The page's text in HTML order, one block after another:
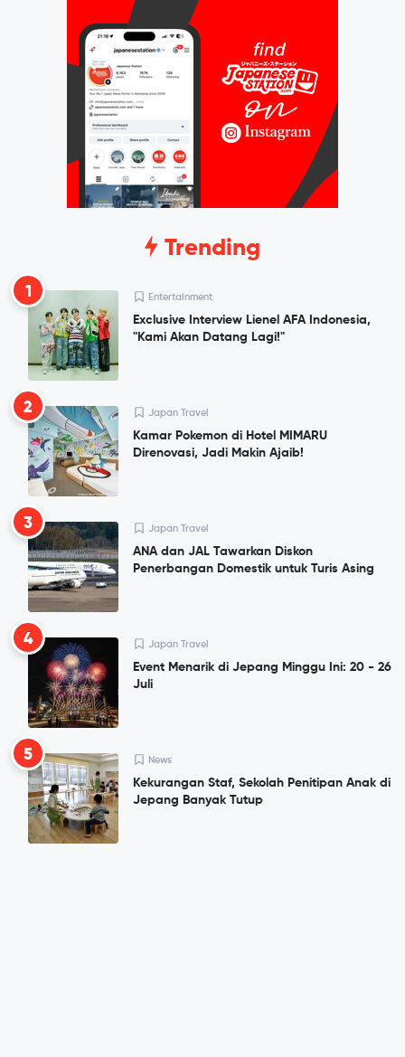
Trending
1 Entertainment
Exclusive Interview Lienel AFA Indonesia,
"Kami Akan Datang Lagi!"
2 Japan Travel
Kamar Pokemon di Hotel MIMARU
Direnovasi, Jadi Makin Ajaib!
3 Japan Travel
ANA dan JAL Tawarkan Diskon
Penerbangan Domestik untuk Turis Asing
4 Japan Travel
Event Menarik di Jepang Minggu Ini: 20 - 26
Juli
5 News
Kekurangan Staf, Sekolah Penitipan Anak di
Jepang Banyak Tutup